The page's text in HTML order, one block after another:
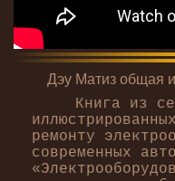
Дэу Матиз общая
Книга из
ремонту
современных